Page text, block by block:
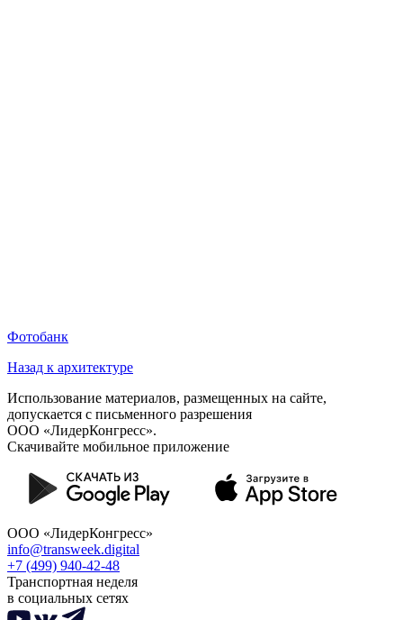
Фотобанк
Назад к архитектуре
Использование материалов, размещенных на сайте,
допускается с письменного разрешения
ООО «ЛидерКонгресс».
Скачивайте мобильное приложение
ООО «ЛидерКонгресс»
info@transweek.digital
+7 (499) 940-42-48
Транспортная неделя
в социальных сетях